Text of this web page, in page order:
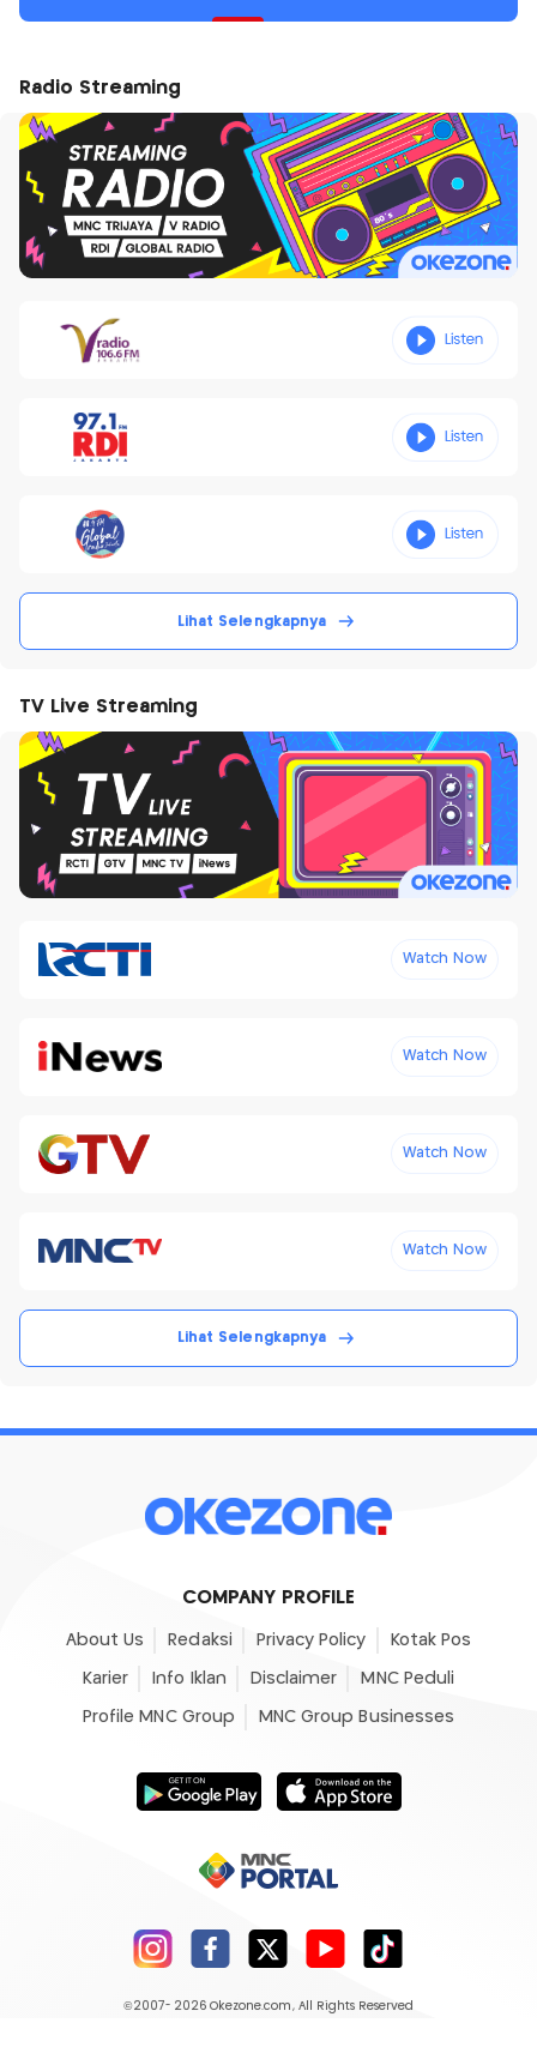
Radio Streaming
Lihat Selengkapnya
TV Live Streaming
Watch Now
Watch Now
Watch Now
Watch Now
Lihat Selengkapnya
COMPANY PROFILE
About Us Redaksi Privacy Policy Kotak Pos
Karier Info Iklan Disclaimer MNC Peduli
Profile MNC Group MNC Group Businesses
©2007- 2026 Okezone.com , All Rights Reserved